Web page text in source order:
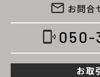
email お問合
phonelink_ring 050-
お取